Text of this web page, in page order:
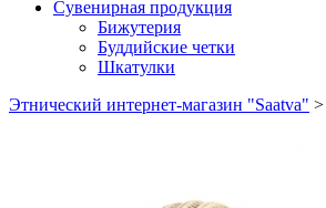
Сувенирная продукция
Бижутерия
Буддийские четки
Шкатулки
Этнический интернет-магазин "Saatva" >